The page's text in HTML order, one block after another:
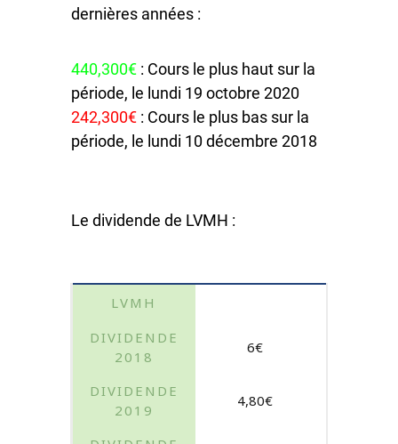
dernières années :
440,300€ : Cours le plus haut sur la
période, le lundi 19 octobre 2020
242,300€ : Cours le plus bas sur la
période, le lundi 10 décembre 2018
Le dividende de LVMH :
6€
4,80€